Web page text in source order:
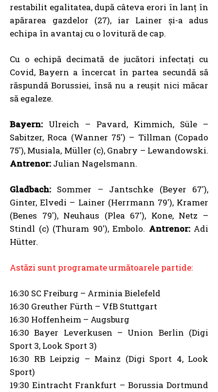
restabilit egalitatea, după câteva erori în lanț în
apărarea gazdelor (27), iar Lainer și-a adus
echipa în avantaj cu o lovitură de cap.
Cu o echipă decimată de jucători infectați cu
Covid, Bayern a încercat în partea secundă să
răspundă Borussiei, însă nu a reușit nici măcar
să egaleze.
Bayern: Ulreich – Pavard, Kimmich, Süle –
Sabitzer, Roca (Wanner 75′) – Tillman (Copado
75′), Musiala, Müller (c), Gnabry – Lewandowski.
Antrenor: Julian Nagelsmann.
Gladbach: Sommer – Jantschke (Beyer 67′),
Ginter, Elvedi – Lainer (Herrmann 79′), Kramer
(Benes 79′), Neuhaus (Plea 67′), Kone, Netz –
Stindl (c) (Thuram 90′), Embolo. Antrenor: Adi
Hütter.
Astăzi sunt programate următoarele partide:
16:30 SC Freiburg – Arminia Bielefeld
16:30 Greuther Fürth – VfB Stuttgart
16:30 Hoffenheim – Augsburg
16:30 Bayer Leverkusen – Union Berlin (Digi
Sport 3, Look Sport 3)
16:30 RB Leipzig – Mainz (Digi Sport 4, Look
Sport)
19:30 Eintracht Frankfurt – Borussia Dortmund